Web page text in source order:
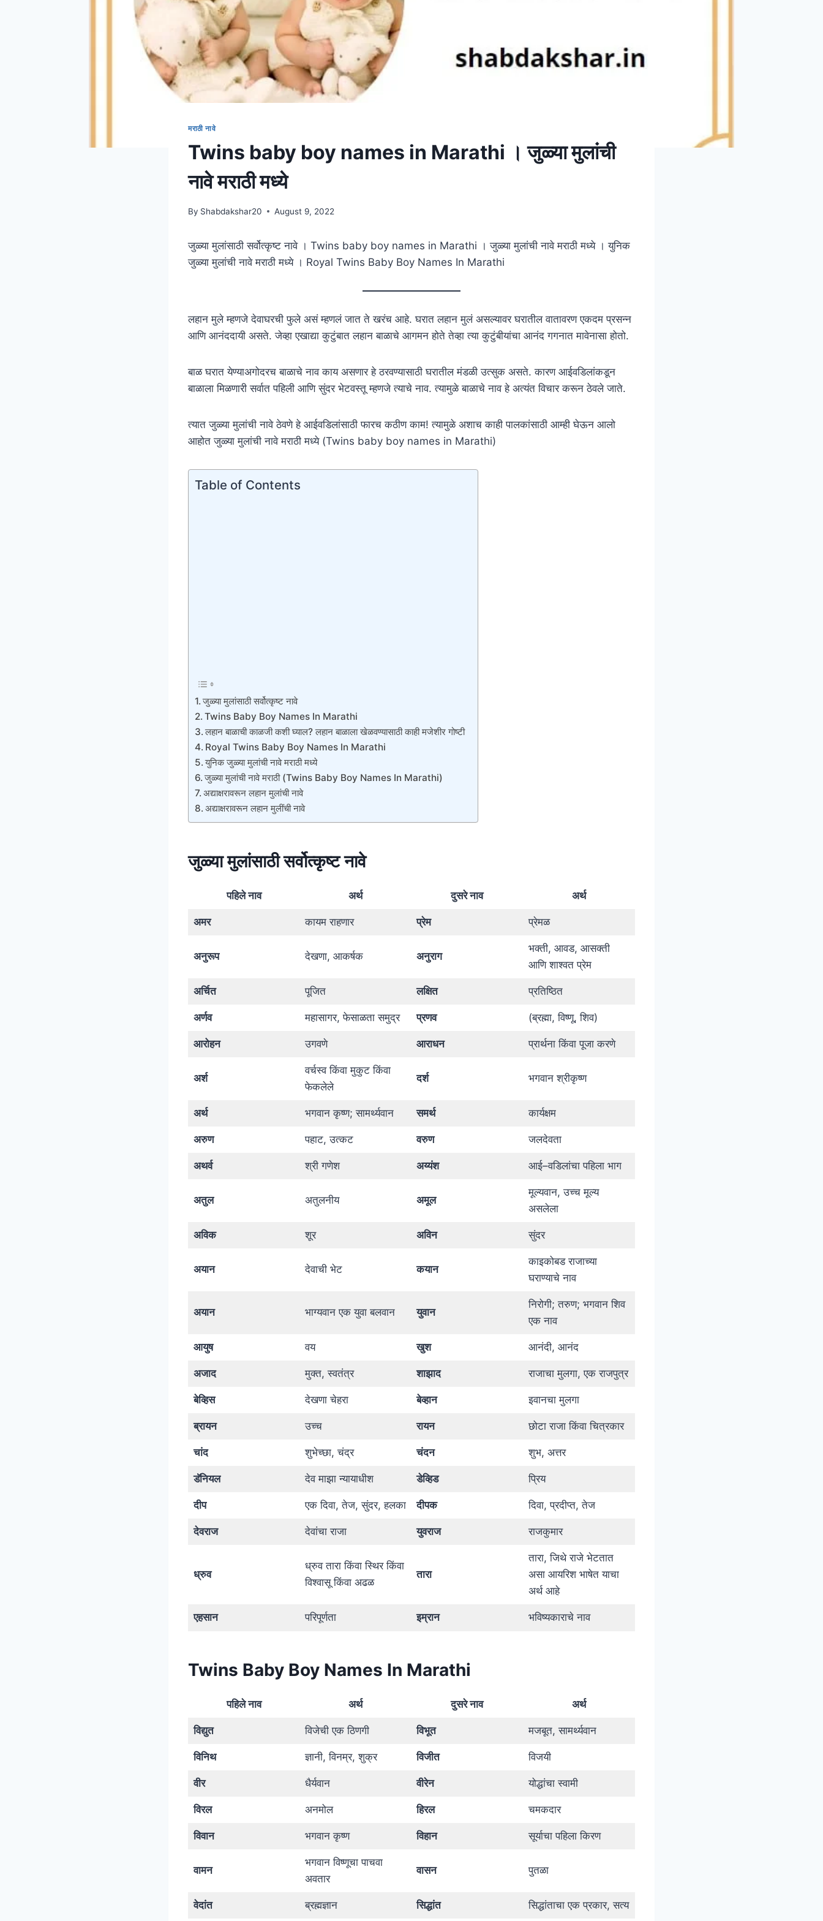
मराठी नावे
Twins baby boy names in Marathi । जुळ्या मुलांची
नावे मराठी मध्ये
By Shabdakshar20 August 9, 2022
जुळ्या मुलांसाठी सर्वोत्कृष्ट नावे । Twins baby boy names in Marathi । जुळ्या मुलांची नावे मराठी मध्ये । युनिक
जुळ्या मुलांची नावे मराठी मध्ये । Royal Twins Baby Boy Names In Marathi
लहान मुले म्हणजे देवाघरची फुले असं म्हणलं जात ते खरंच आहे. घरात लहान मुलं असल्यावर घरातील वातावरण एकदम प्रसन्न
आणि आनंददायी असते. जेव्हा एखाद्या कुटुंबात लहान बाळाचे आगमन होते तेव्हा त्या कुटुंबीयांचा आनंद गगनात मावेनासा होतो.
बाळ घरात येण्याअगोदरच बाळाचे नाव काय असणार हे ठरवण्यासाठी घरातील मंडळी उत्सुक असते. कारण आईवडिलांकडून
बाळाला मिळणारी सर्वात पहिली आणि सुंदर भेटवस्तू म्हणजे त्याचे नाव. त्यामुळे बाळाचे नाव हे अत्यंत विचार करून ठेवले जाते.
त्यात जुळ्या मुलांची नावे ठेवणे हे आईवडिलांसाठी फारच कठीण काम! त्यामुळे अशाच काही पालकांसाठी आम्ही घेऊन आलो
आहोत जुळ्या मुलांची नावे मराठी मध्ये (Twins baby boy names in Marathi)
Table of Contents
जुळ्या मुलांसाठी सर्वोत्कृष्ट नावे
Twins Baby Boy Names In Marathi
लहान बाळाची काळजी कशी घ्याल? लहान बाळाला खेळवण्यासाठी काही मजेशीर गोष्टी
Royal Twins Baby Boy Names In Marathi
युनिक जुळ्या मुलांची नावे मराठी मध्ये
जुळ्या मुलांची नावे मराठी (Twins Baby Boy Names In Marathi)
अद्याक्षरावरून लहान मुलांची नावे
अद्याक्षरावरून लहान मुलींची नावे
जुळ्या मुलांसाठी सर्वोत्कृष्ट नावे
पहिले नाव अर्थ दुसरे नाव अर्थ
अमर कायम राहणार प्रेम प्रेमळ
अनुरूप देखणा, आकर्षक अनुराग
भक्ती, आवड, आसक्ती
आणि शाश्वत प्रेम
अर्चित पूजित लक्षित प्रतिष्ठित
अर्णव महासागर, फेसाळता समुद्र प्रणव (ब्रह्मा, विष्णू, शिव)
आरोहन उगवणे आराधन प्रार्थना किंवा पूजा करणे
अर्श
वर्चस्व किंवा मुकुट किंवा
फेकलेले
दर्श भगवान श्रीकृष्ण
अर्थ भगवान कृष्ण; सामर्थ्यवान समर्थ कार्यक्षम
अरुण पहाट, उत्कट वरुण जलदेवता
अथर्व श्री गणेश अय्यंश आई–वडिलांचा पहिला भाग
अतुल अतुलनीय अमूल
मूल्यवान, उच्च मूल्य
असलेला
अविक शूर अविन सुंदर
अयान देवाची भेट कयान
काइकोबड राजाच्या
घराण्याचे नाव
अयान भाग्यवान एक युवा बलवान युवान
निरोगी; तरुण; भगवान शिव
एक नाव
आयुष वय खुश आनंदी, आनंद
अजाद मुक्त, स्वतंत्र शाझाद राजाचा मुलगा, एक राजपुत्र
बेव्हिस देखणा चेहरा बेव्हान इवानचा मुलगा
ब्रायन उच्च रायन छोटा राजा किंवा चित्रकार
चांद शुभेच्छा, चंद्र चंदन शुभ, अत्तर
डॅनियल देव माझा न्यायाधीश डेव्हिड प्रिय
दीप एक दिवा, तेज, सुंदर, हलका दीपक दिवा, प्रदीप्त, तेज
देवराज देवांचा राजा युवराज राजकुमार
ध्रुव
ध्रुव तारा किंवा स्थिर किंवा
विश्वासू किंवा अढळ
तारा
तारा, जिथे राजे भेटतात
असा आयरिश भाषेत याचा
अर्थ आहे
एहसान परिपूर्णता इम्रान भविष्यकाराचे नाव
Twins Baby Boy Names In Marathi
पहिले नाव अर्थ दुसरे नाव अर्थ
विद्युत विजेची एक ठिणगी विभूत मजबूत, सामर्थ्यवान
विनिथ ज्ञानी, विनम्र, शुक्र विजीत विजयी
वीर धैर्यवान वीरेन योद्धांचा स्वामी
विरल अनमोल हिरल चमकदार
विवान भगवान कृष्ण विहान सूर्याचा पहिला किरण
वामन
भगवान विष्णूचा पाचवा
अवतार
वासन पुतळा
वेदांत ब्रह्मज्ञान सिद्धांत सिद्धांताचा एक प्रकार, सत्य